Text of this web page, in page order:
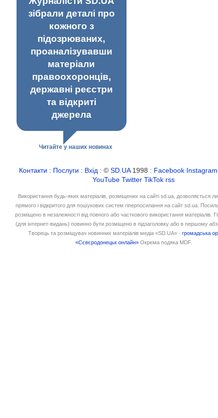
зібрали деталі про
кожного з
підозрюваних,
проаналізувавши
матеріали
правоохоронців,
державні реєстри
та відкриті
джерела
Читайте у наших новинах
Контакти : Послуги : Вхід : ©SD.UA1998 : Facebook Instagram
YouTube Twitter TikTok rss
Використання будь-яких матеріалів, розміщених на сайті sd.ua, дозволяється
прямого і відкритого для пошукових систем гіперпосилання на сайт sd.ua.
розміщено в незалежності від повного або часткового використання матеріалів.
(для інтернет-видань) повинно бути розміщено в підзаголовку або в першому
Творець та розміщувач новинних матеріалів медіа «SD.UA» -громадська
«Сєвєродонецьк онлайн» Окрема подяка MDF.